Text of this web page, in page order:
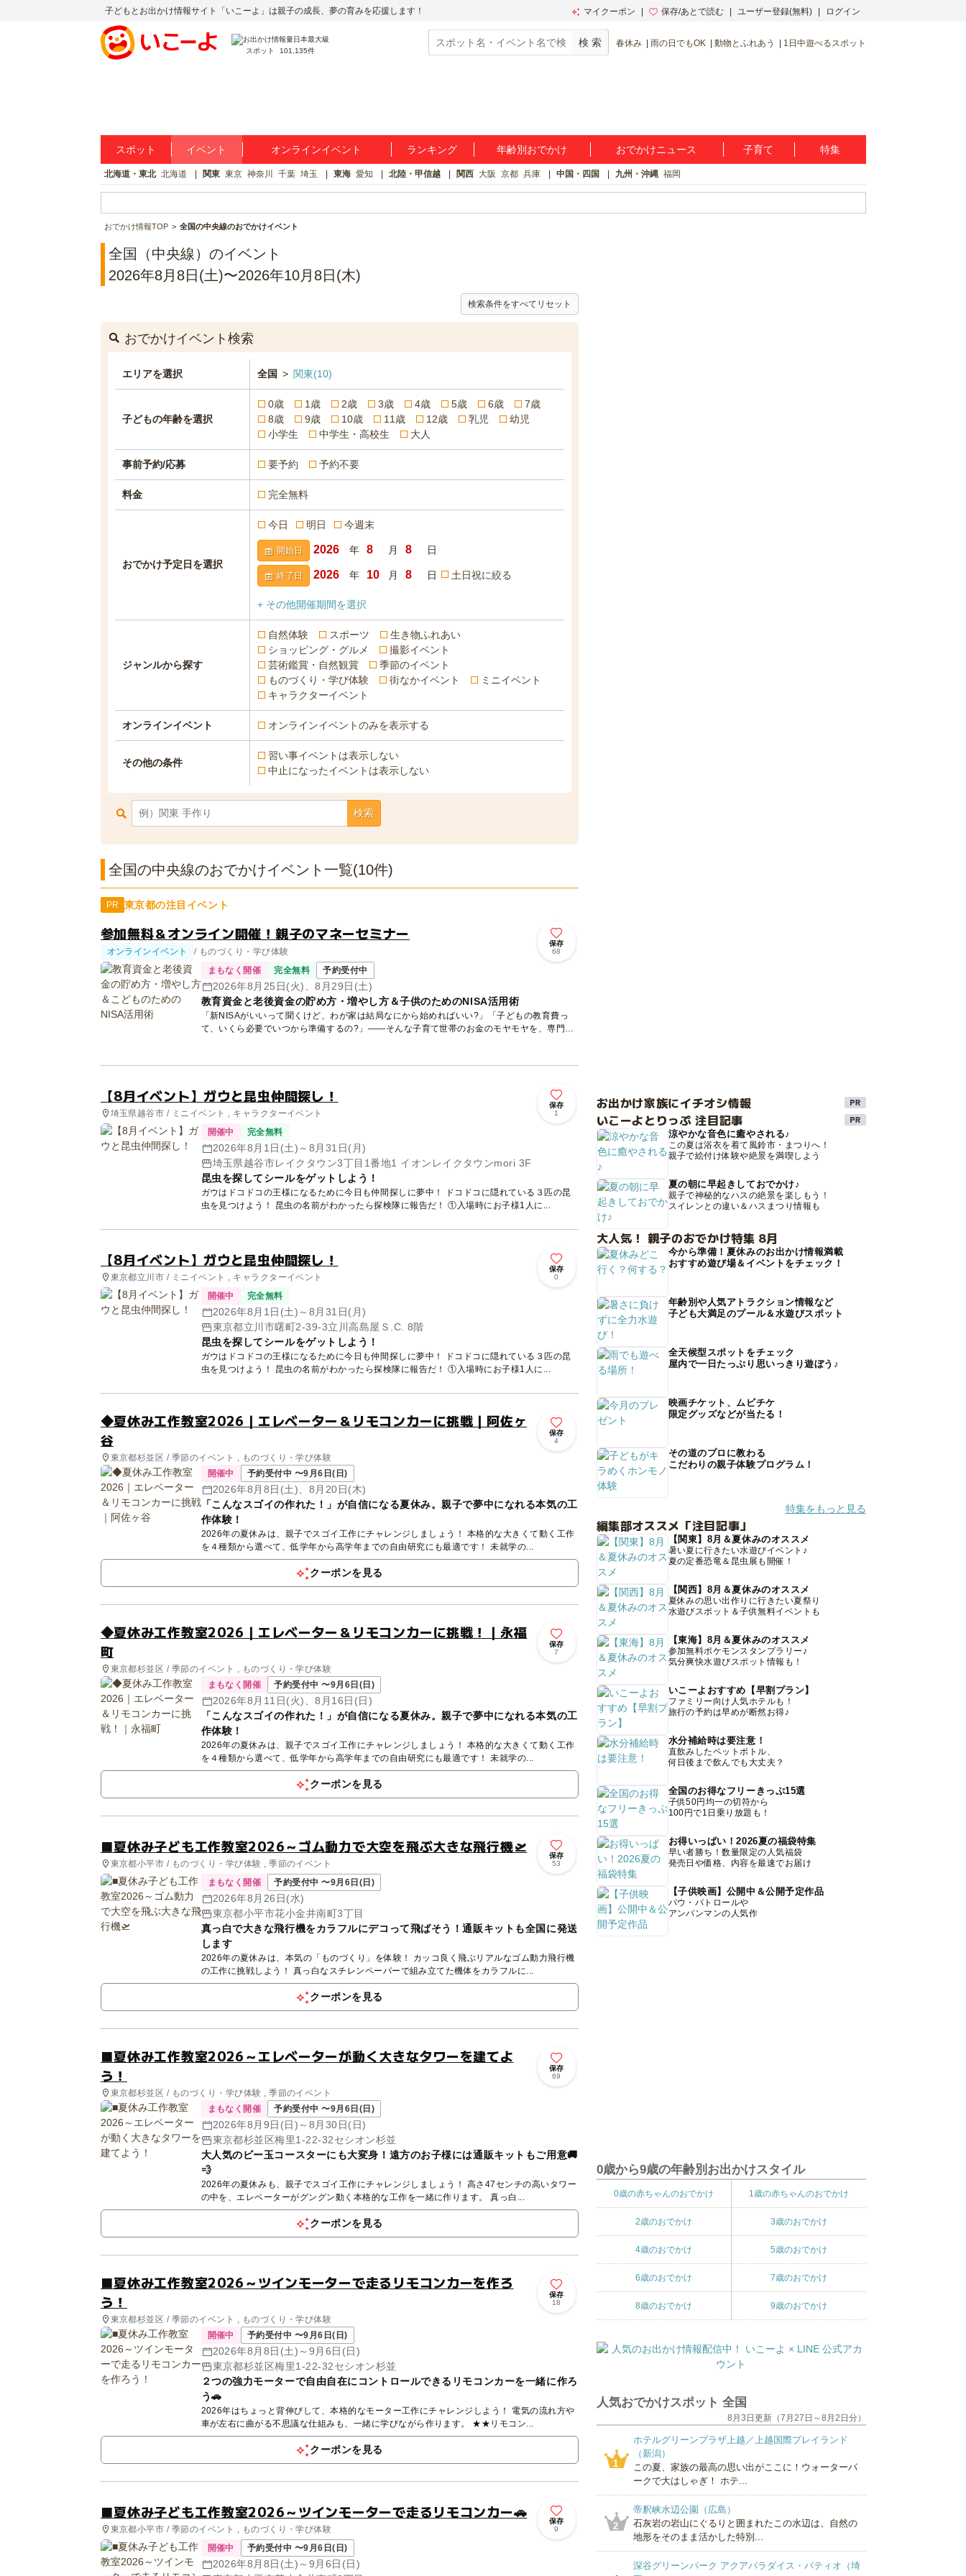
子どもとお出かけ情報サイト「いこーよ」は親子の成長、夢の育みを応援します！ マイクーポン 保存/あとで読む ユーザー登録(無料) ログイン
スポット 101,135件
春休み 雨の日でもOK 動物とふれあう 1日中遊べるスポット
スポット イベント オンラインイベント ランキング 年齢別おでかけ おでかけニュース 子育て 特集
北海道・東北 北海道 関東 東京 神奈川 千葉 埼玉 東海 愛知 北陸・甲信越 関西 大阪 京都 兵庫 中国・四国 九州・沖縄 福岡
おでかけ情報TOP 全国の中央線のおでかけイベント
全国（中央線）のイベント
2026年8月8日(土)〜2026年10月8日(木)
検索条件をすべてリセット
おでかけイベント検索
エリアを選択 全国 > 関東(10)
子どもの年齢を選択
0歳 1歳 2歳 3歳 4歳 5歳 6歳
7歳
8歳
9歳 10歳 11歳 12歳 乳児
幼児
小学生
中学生・高校生 大人
事前予約/応募 要予約 予約不要
料金 完全無料
おでかけ予定日を選択
今日 明日 今週末
開始日 年 月 日
終了日 年 月 日 土日祝に絞る
+ その他開催期間を選択
ジャンルから探す
自然体験 スポーツ
生き物ふれあい
ショッピング・グルメ
撮影イベント
芸術鑑賞・自然観賞
季節のイベント
ものづくり・学び体験
街なかイベント
ミニイベント
キャラクターイベント
オンラインイベント オンラインイベントのみを表示する
その他の条件
習い事イベントは表示しない
中止になったイベントは表示しない
検索
全国の中央線のおでかけイベント一覧(10件)
PR 東京都の注目イベント
参加無料＆オンライン開催！親子のマネーセミナー
オンラインイベント / ものづくり・学び体験
保存
68
まもなく開催 完全無料 予約受付中
2026年8月25日(火)、8月29日(土)
教育資金と老後資金の貯め方・増やし方＆子供のためのNISA活用術
「新NISAがいいって聞くけど、わが家は結局なにから始めればいい?」「子どもの教育費っ
て、いくら必要でいつから準備するの?」——そんな子育て世帯のお金のモヤモヤを、専門の
【8月イベント】ガウと昆虫仲間探し！
埼玉県越谷市 / ミニイベント , キャラクターイベント
保存
1
開催中 完全無料
2026年8月1日(土)～8月31日(月)
埼玉県越谷市レイクタウン3丁目1番地1 イオンレイクタウンmori 3F
昆虫を探してシールをゲットしよう！
ガウはドコドコの王様になるために今日も仲間探しに夢中！ ドコドコに隠れている３匹の昆
虫を見つけよう！ 昆虫の名前がわかったら探検隊に報告だ！ ①入場時にお子様1人に...
【8月イベント】ガウと昆虫仲間探し！
東京都立川市 / ミニイベント , キャラクターイベント
保存
0
開催中 完全無料
2026年8月1日(土)～8月31日(月)
東京都立川市曙町2‐39‐3立川高島屋Ｓ.C. 8階
昆虫を探してシールをゲットしよう！
ガウはドコドコの王様になるために今日も仲間探しに夢中！ ドコドコに隠れている３匹の昆
虫を見つけよう！ 昆虫の名前がわかったら探検隊に報告だ！ ①入場時にお子様1人に...
◆夏休み工作教室2026｜エレベーター＆リモコンカーに挑戦｜阿佐ヶ
谷
東京都杉並区 / 季節のイベント , ものづくり・学び体験
保存
4
開催中 予約受付中 〜9月6日(日)
2026年8月8日(土)、8月20日(木)
「こんなスゴイの作れた！」が自信になる夏休み。親子で夢中になれる本気の工
作体験！
2026年の夏休みは、親子でスゴイ工作にチャレンジしましょう！ 本格的な大きくて動く工作
を４種類から選べて、低学年から高学年までの自由研究にも最適です！ 未就学の...
クーポンを見る
◆夏休み工作教室2026｜エレベーター＆リモコンカーに挑戦！｜永福
町
東京都杉並区 / 季節のイベント , ものづくり・学び体験
保存
7
まもなく開催 予約受付中 〜9月6日(日)
2026年8月11日(火)、8月16日(日)
「こんなスゴイの作れた！」が自信になる夏休み。親子で夢中になれる本気の工
作体験！
2026年の夏休みは、親子でスゴイ工作にチャレンジしましょう！ 本格的な大きくて動く工作
を４種類から選べて、低学年から高学年までの自由研究にも最適です！ 未就学の...
クーポンを見る
■夏休み子ども工作教室2026～ゴム動力で大空を飛ぶ大きな飛行機🛫
東京都小平市 / ものづくり・学び体験 , 季節のイベント
保存
53
まもなく開催 予約受付中 〜9月6日(日)
2026年8月26日(水)
東京都小平市花小金井南町3丁目
真っ白で大きな飛行機をカラフルにデコって飛ばそう！通販キットも全国に発送
します
2026年の夏休みは、本気の「ものづくり」を体験！ カッコ良く飛ぶリアルなゴム動力飛行機
の工作に挑戦しよう！ 真っ白なスチレンペーパーで組み立てた機体をカラフルに...
クーポンを見る
■夏休み工作教室2026～エレベーターが動く大きなタワーを建てよ
う！
東京都杉並区 / ものづくり・学び体験 , 季節のイベント
保存
69
まもなく開催 予約受付中 〜9月6日(日)
2026年8月9日(日)～8月30日(日)
東京都杉並区梅里1-22-32セシオン杉並
大人気のビー玉コースターにも大変身！遠方のお子様には通販キットもご用意🚚
💨
2026年の夏休みも、親子でスゴイ工作にチャレンジしましょう！ 高さ47センチの高いタワー
の中を、エレベーターがグングン動く本格的な工作を一緒に作ります。 真っ白...
クーポンを見る
■夏休み工作教室2026～ツインモーターで走るリモコンカーを作ろ
う！
東京都杉並区 / 季節のイベント , ものづくり・学び体験
保存
18
開催中 予約受付中 〜9月6日(日)
2026年8月8日(土)～9月6日(日)
東京都杉並区梅里1-22-32セシオン杉並
２つの強力モーターで自由自在にコントロールできるリモコンカーを一緒に作ろ
う🚗
2026年はちょっと背伸びして、本格的なモーター工作にチャレンジしよう！ 電気の流れ方や
車が左右に曲がる不思議な仕組みも、一緒に学びながら作ります。 ★★リモコン...
クーポンを見る
■夏休み子ども工作教室2026～ツインモーターで走るリモコンカー🚗
東京都小平市 / 季節のイベント , ものづくり・学び体験
保存
9
開催中 予約受付中 〜9月6日(日)
2026年8月8日(土)～9月6日(日)
お出かけ家族にイチオシ情報
いこーよとりっぷ 注目記事
涼やかな音色に癒やされる♪
この夏は浴衣を着て風鈴市・まつりへ！
親子で絵付け体験や絶景を満喫しよう
夏の朝に早起きしておでかけ♪
親子で神秘的なハスの絶景を楽しもう！
スイレンとの違い＆ハスまつり情報も
大人気！ 親子のおでかけ特集 8月
今から準備！夏休みのお出かけ情報満載
おすすめ遊び場＆イベントをチェック！
年齢別や人気アトラクション情報など
子ども大満足のプール＆水遊びスポット
全天候型スポットをチェック
屋内で一日たっぷり思いっきり遊ぼう♪
映画チケット、ムビチケ
限定グッズなどが当たる！
その道のプロに教わる
こだわりの親子体験プログラム！
特集をもっと見る
編集部オススメ「注目記事」
【関東】8月＆夏休みのオススメ
暑い夏に行きたい水遊びイベント♪
夏の定番恐竜＆昆虫展も開催！
【関西】8月＆夏休みのオススメ
夏休みの思い出作りに行きたい夏祭り
水遊びスポット＆子供無料イベントも
【東海】8月＆夏休みのオススメ
参加無料ポケモンスタンプラリー♪
気分爽快水遊びスポット情報も！
いこーよおすすめ【早割プラン】
ファミリー向け人気ホテルも！
旅行の予約は早めが断然お得♪
水分補給時は要注意！
直飲みしたペットボトル、
何日後まで飲んでも大丈夫？
全国のお得なフリーきっぷ15選
子供50円均一の切符から
100円で1日乗り放題も！
お得いっぱい！2026夏の福袋特集
早い者勝ち！数量限定の人気福袋
発売日や価格、内容を最速でお届け
【子供映画】公開中＆公開予定作品
パウ・パトロールや
アンパンマンの人気作
0歳から9歳の年齢別お出かけスタイル
0歳の赤ちゃんのおでかけ 1歳の赤ちゃんのおでかけ
2歳のおでかけ 3歳のおでかけ
4歳のおでかけ 5歳のおでかけ
6歳のおでかけ 7歳のおでかけ
8歳のおでかけ 9歳のおでかけ
人気おでかけスポット 全国
8月3日更新（7月27日～8月2日分）
1
ホテルグリーンプラザ上越／上越国際プレイランド
（新潟）
この夏、家族の最高の思い出がここに！ウォーターパ
ークで大はしゃぎ！ ホテ...
2
帝釈峡水辺公園（広島）
石灰岩の岩山にぐるりと囲まれたこの水辺は、自然の
地形をそのまま活かした特別...
深谷グリーンパーク アクアパラダイス・パティオ（埼